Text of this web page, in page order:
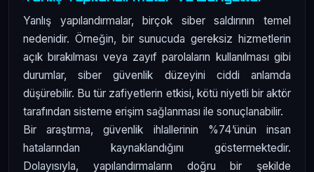
Yanlış yapılandırmalar, birçok siber saldırının temel
nedenidir. Örneğin, bir sunucuda gereksiz hizmetlerin
açık bırakılması veya zayıf parolaların kullanılması gibi
durumlar, siber güvenlik düzeyini ciddi anlamda
düşürebilir. Bu tür zafiyetlerin etkisi, kötü niyetli bir aktör
tarafından sisteme erişim sağlanması ile sonuçlanabilir.
Bir araştırma, güvenlik ihlallerinin %74’ünün insan
hatalarından kaynaklandığını göstermektedir.
Dolayısıyla, yapılandırmaların doğru bir şekilde